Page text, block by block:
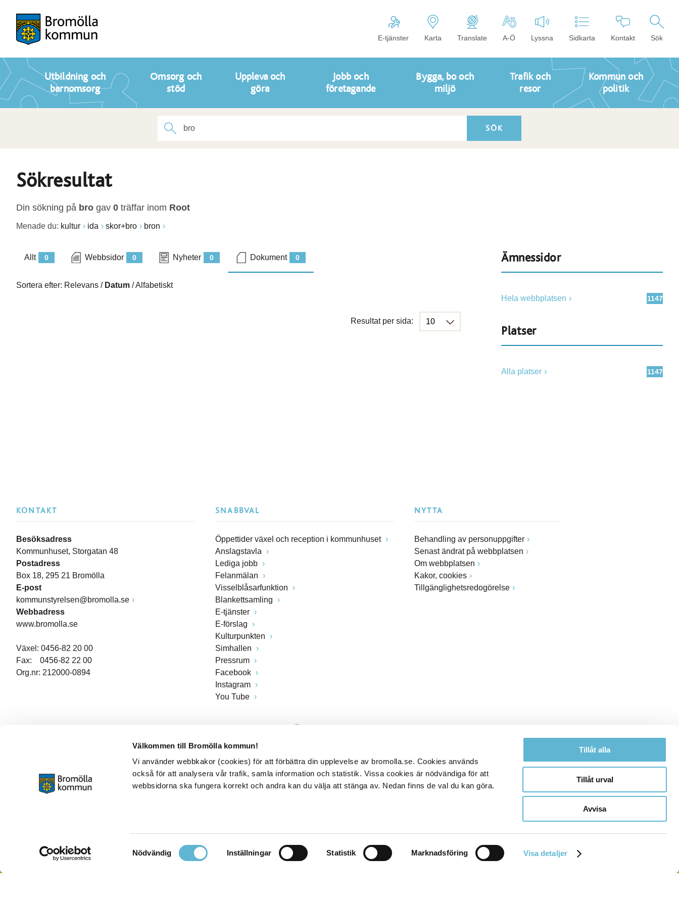
Välkommen till Bromölla kommun!
Vi använder webbkakor (cookies) för att förbättra din upplevelse av bromolla.se. Cookies används
också för att analysera vår trafik, samla information och statistik. Vissa cookies är nödvändiga för att
webbsidorna ska fungera korrekt och andra kan du välja att stänga av. Nedan finns de val du kan göra.
Samtyckesval
Nödvändig Inställningar Statistik Marknadsföring Visa detaljer
Tillåt alla
Tillåt urval
Avvisa
E-tjänster Karta Translate A-Ö Lyssna Sidkarta Kontakt Sök
Utbildning och
barnomsorg
Omsorg och
stöd
Uppleva och
göra
Jobb och
företagande
Bygga, bo och
miljö
Trafik och
resor
Kommun och
politik
Sökresultat
Din sökning på bro gav 0 träffar inom Root
Menade du: kultur ida skor+bro bron
0
Allt 0
Webbsidor 0
Nyheter 0
Dokument
Sortera efter: Relevans / Datum /Alfabetiskt
Resultat per sida:
Ämnessidor
1147
Hela webbplatsen
Platser
1147
Alla platser
KONTAKT
Besöksadress
Kommunhuset, Storgatan 48
Postadress
Box 18, 295 21 Bromölla
E-post
kommunstyrelsen@bromolla.se
Webbadress
www.bromolla.se
Växel: 0456-82 20 00
Fax: 0456-82 22 00
Org.nr: 212000-0894
SNABBVAL
Öppettider växel och reception i kommunhuset
Anslagstavla
Lediga jobb
Felanmälan
Visselblåsarfunktion
Blankettsamling
E-tjänster
E-förslag
Kulturpunkten
Simhallen
Pressrum
Facebook
Instagram
You Tube
NYTTA
Behandling av personuppgifter
Senast ändrat på webbplatsen
Om webbplatsen
Kakor, cookies
Tillgänglighetsredogörelse